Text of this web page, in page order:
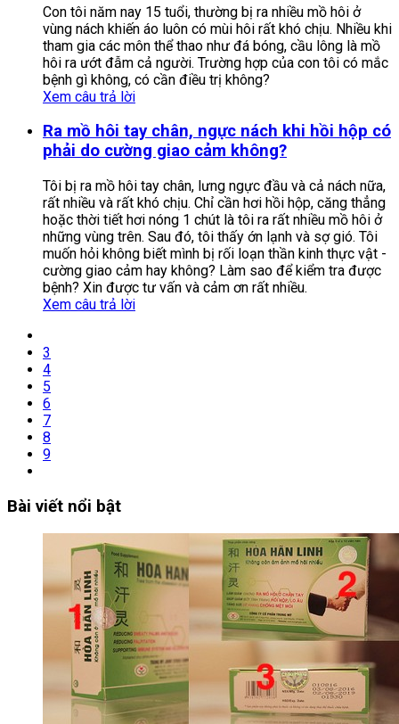
Con tôi năm nay 15 tuổi, thường bị ra nhiều mồ hôi ở
vùng nách khiến áo luôn có mùi hôi rất khó chịu. Nhiều khi
tham gia các môn thể thao như đá bóng, cầu lông là mồ
hôi ra ướt đẫm cả người. Trường hợp của con tôi có mắc
bệnh gì không, có cần điều trị không?
Xem câu trả lời
Ra mồ hôi tay chân, ngực nách khi hồi hộp có
phải do cường giao cảm không?
Tôi bị ra mồ hôi tay chân, lưng ngực đầu và cả nách nữa,
rất nhiều và rất khó chịu. Chỉ cần hơi hồi hộp, căng thẳng
hoặc thời tiết hơi nóng 1 chút là tôi ra rất nhiều mồ hôi ở
những vùng trên. Sau đó, tôi thấy ớn lạnh và sợ gió. Tôi
muốn hỏi không biết mình bị rối loạn thần kinh thực vật -
cường giao cảm hay không? Làm sao để kiểm tra được
bệnh? Xin được tư vấn và cảm ơn rất nhiều.
Xem câu trả lời
3
4
5
6
7
8
9
Bài viết nổi bật